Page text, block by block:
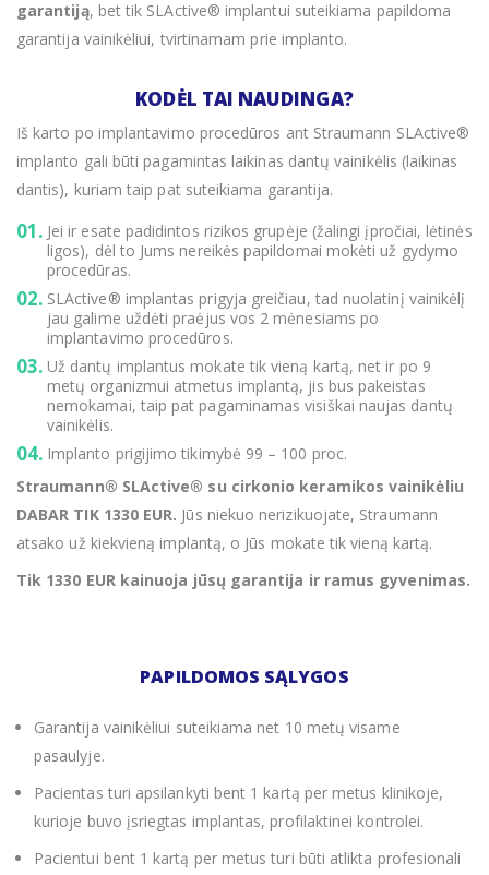
garantiją, bet tik SLActive® implantui suteikiama papildoma
garantija vainikėliui, tvirtinamam prie implanto.
KODĖL TAI NAUDINGA?
Iš karto po implantavimo procedūros ant Straumann SLActive®
implanto gali būti pagamintas laikinas dantų vainikėlis (laikinas
dantis), kuriam taip pat suteikiama garantija.
Jei ir esate padidintos rizikos grupėje (žalingi įpročiai, lėtinės
ligos), dėl to Jums nereikės papildomai mokėti už gydymo
procedūras.
SLActive® implantas prigyja greičiau, tad nuolatinį vainikėlį
jau galime uždėti praėjus vos 2 mėnesiams po
implantavimo procedūros.
Už dantų implantus mokate tik vieną kartą, net ir po 9
metų organizmui atmetus implantą, jis bus pakeistas
nemokamai, taip pat pagaminamas visiškai naujas dantų
vainikėlis.
Implanto prigijimo tikimybė 99 – 100 proc.
Straumann® SLActive® su cirkonio keramikos vainikėliu
DABAR TIK 1330 EUR. Jūs niekuo nerizikuojate, Straumann
atsako už kiekvieną implantą, o Jūs mokate tik vieną kartą.
Tik 1330 EUR kainuoja jūsų garantija ir ramus gyvenimas.
PAPILDOMOS SĄLYGOS
Garantija vainikėliui suteikiama net 10 metų visame
pasaulyje.
Pacientas turi apsilankyti bent 1 kartą per metus klinikoje,
kurioje buvo įsriegtas implantas, profilaktinei kontrolei.
Pacientui bent 1 kartą per metus turi būti atlikta profesionali